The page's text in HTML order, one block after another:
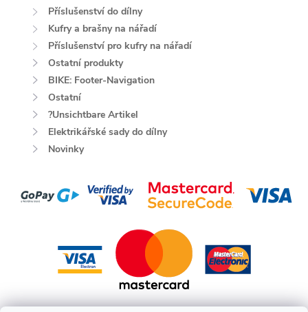
Příslušenství do dílny
Kufry a brašny na nářadí
Příslušenství pro kufry na nářadí
Ostatní produkty
BIKE: Footer-Navigation
Ostatní
?Unsichtbare Artikel
Elektrikářské sady do dílny
Novinky